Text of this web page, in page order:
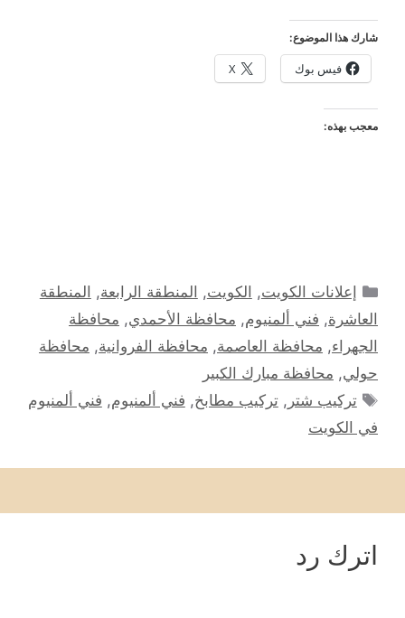
شارك هذا الموضوع:
فيس بوك X
معجب بهذه:
التصنيفات
إعلانات الكويت, الكويت, المنطقة الرابعة, المنطقة
العاشرة, فني ألمنيوم, محافظة الأحمدي, محافظة
الجهراء, محافظة العاصمة, محافظة الفروانية, محافظة
حولي, محافظة مبارك الكبير
الوسوم
تركيب شتر ,تركيب مطابخ, فني ألمنيوم, فني ألمنيوم
في الكويت
اترك رد